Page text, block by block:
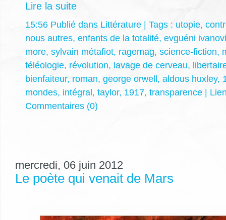
Lire la suite
15:56 Publié dans Littérature | Tags : utopie,
nous autres, enfants de la totalité, evguéni
more, sylvain métafiot, ragemag, science-fiction,
téléologie, révolution, lavage de cerveau,
bienfaiteur, roman, george orwell , aldous huxley,
mondes, intégral , taylor, 1917, transparence
Commentaires (0)
mercredi, 06 juin 2012
Le poète qui venait de Mars